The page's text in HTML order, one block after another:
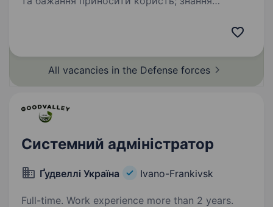
операційних систем…
All vacancies in the Defense forces
Системний адміністратор
Ґудвеллі Україна Ivano-Frankivsk
Full-time. Work experience more than 2 years.